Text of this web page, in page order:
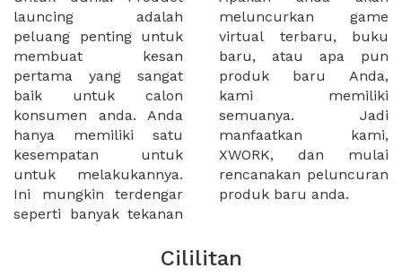
launcing adalah
peluang penting untuk
membuat kesan
pertama yang sangat
baik untuk calon
konsumen anda. Anda
hanya memiliki satu
kesempatan untuk
untuk melakukannya.
Ini mungkin terdengar
seperti banyak tekanan
meluncurkan game
virtual terbaru, buku
baru, atau apa pun
produk baru Anda,
kami memiliki
semuanya. Jadi
manfaatkan kami,
XWORK, dan mulai
rencanakan peluncuran
produk baru anda.
Cililitan